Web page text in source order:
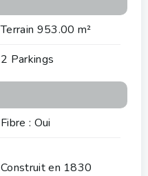
Terrain 953.00 m²
2 Parkings
Fibre : Oui
Construit en 1830